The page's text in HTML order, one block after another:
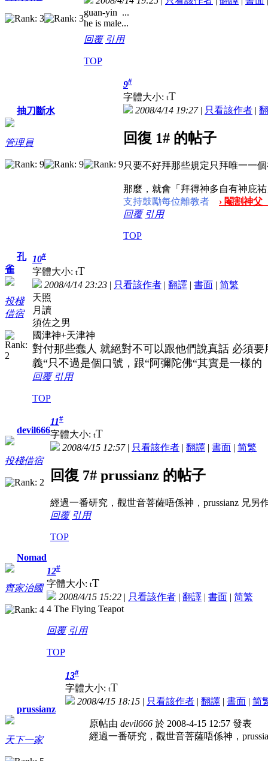
guan-yin ...
he is male...
回覆 引用
TOP
抽刀斷水
管理員
9#
字體大小: tT
2008/4/14 19:27| 只看該作者 |
回復 1# 的帖子
只要不好拜那些規定只拜唯一一
那麼，就會「拜得神多自有神庇
支持鼓勵每位離教者
› 閹割神
回覆 引用
TOP
孔
雀
投棧
借宿
10#
字體大小: tT
2008/4/14 23:23 | 只看該作者 | 翻譯 | 書面 | 简繁
天照
月讀
須佐之男
國津神+天津神
對付那些蠢人 就絕對不可以跟他們說真話 必須
義“只不過是個口號，跟“阿彌陀佛“其實是一樣的
回覆 引用
TOP
devil666
投棧借宿
11#
字體大小: tT
2008/4/15 12:57| 只看該作者 | 翻譯 | 書面 | 简繁
回復 7# prussianz 的帖子
經過一番研究，觀世音菩薩唔係神，prussianz 兄另
回覆 引用
TOP
Nomad
齊家治國
12#
字體大小: tT
2008/4/15 15:22 | 只看該作者 | 翻譯 | 書面 | 简繁
4 The Flying Teapot
回覆 引用
TOP
prussianz
天下一家
13#
字體大小: tT
2008/4/15 18:15 | 只看該作者 | 翻譯 | 書面 | 简
原帖由 devil666 於 2008-4-15 12:57 發表
經過一番研究，觀世音菩薩唔係神，